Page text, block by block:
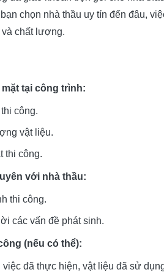
chọn nhà thầu uy tín đến đâu,
và chất lượng.
tại công trình:
công.
vật liệu.
thi công.
với nhà thầu:
thi công.
các vấn đề phát sinh.
(nếu có thể):
đã thực hiện, vật liệu đã sử